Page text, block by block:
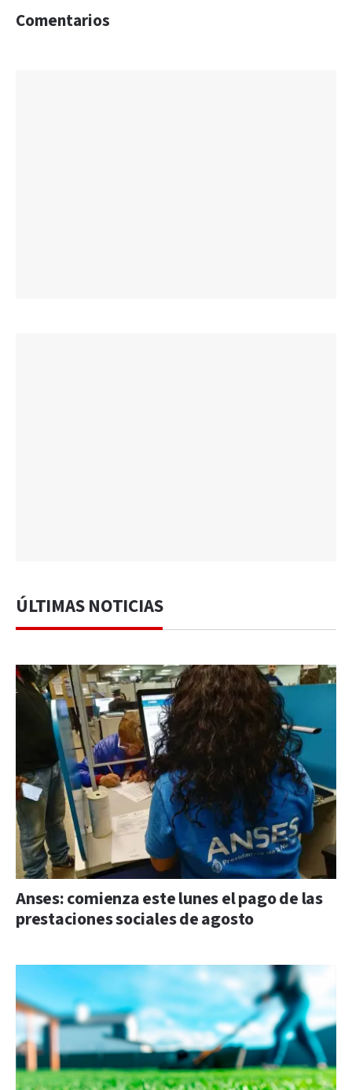
Comentarios
ÚLTIMAS NOTICIAS
Anses: comienza este lunes el pago de las
prestaciones sociales de agosto